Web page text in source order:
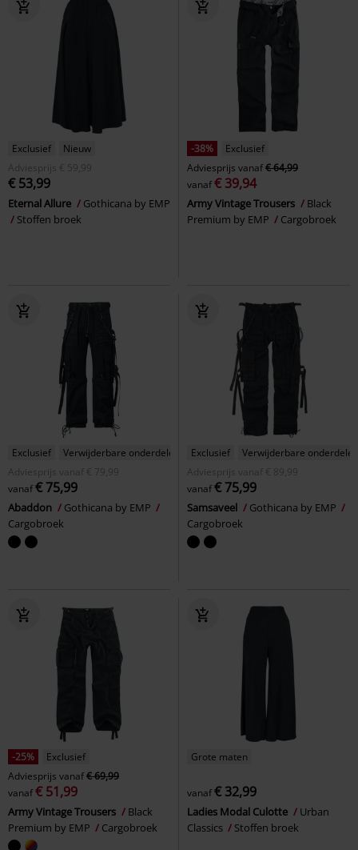
Exclusief
Nieuw
Adviesprijs
€ 59,99
€ 53,99
Eternal Allure
Gothicana by EMP
Stoffen broek
-38%
Exclusief
Adviesprijs vanaf€ 64,99
vanaf€ 39,94
Army Vintage Trousers
Black
Premium by EMP
Cargobroek
Exclusief
Verwijderbare onderdelen
Adviesprijs
vanaf € 79,99
vanaf€ 75,99
Abaddon
Gothicana by EMP
Cargobroek
Exclusief
Verwijderbare onderdelen
Adviesprijs
vanaf € 89,99
vanaf€ 75,99
Samsaveel
Gothicana by EMP
Cargobroek
-25%
Exclusief
Adviesprijs vanaf€ 69,99
vanaf€ 51,99
Army Vintage Trousers
Black
Premium by EMP
Cargobroek
Grote maten
vanaf€ 32,99
Ladies Modal Culotte
Urban
Classics
Stoffen broek